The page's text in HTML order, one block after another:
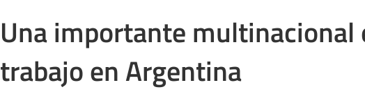
Clima
Mundial 2026
Eventos Corporativos
Una importante multinacional
trabajo en Argentina